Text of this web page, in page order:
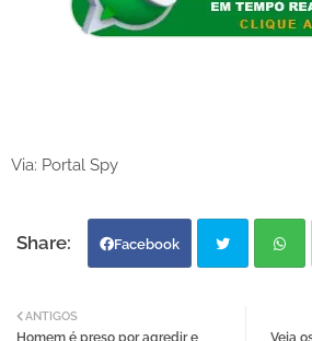
Via: Portal Spy
Facebook
ANTIGOS